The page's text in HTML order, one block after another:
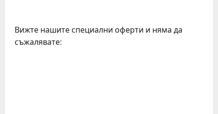
Вижте нашите специални оферти и няма да
съжалявате: